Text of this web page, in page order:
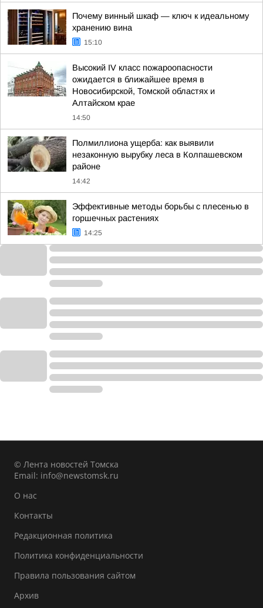
Почему винный шкаф — ключ к идеальному
хранению вина
15:10
Высокий IV класс пожароопасности
ожидается в ближайшее время в
Новосибирской, Томской областях и
Алтайском крае
14:50
Полмиллиона ущерба: как выявили
незаконную вырубку леса в Колпашевском
районе
14:42
Эффективные методы борьбы с плесенью в
горшечных растениях
14:25
© Лента новостей Томска
Email: info@newstomsk.ru
О нас
Контакты
Редакционная политика
Политика конфиденциальности
Правила пользования сайтом
Архив